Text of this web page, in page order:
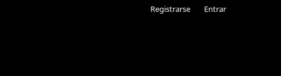
Registrarse Entrar